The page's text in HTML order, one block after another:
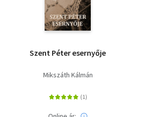
Szent Péter esernyője
Mikszáth Kálmán